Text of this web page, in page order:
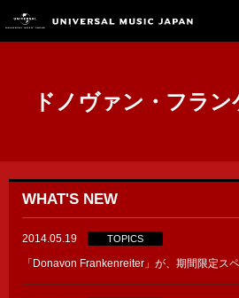
ドノヴァン・フラ
WHAT'S NEW
2014.05.19 TOPICS
「Donavon Frankenreiter」が、期間限定ス